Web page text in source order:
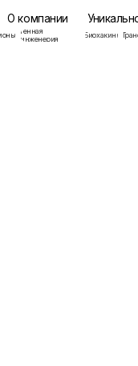
инженерия Биохакинг Трансгуманизм
Уникальность